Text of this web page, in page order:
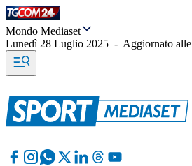
Mondo Mediaset
Lunedì 28 Luglio 2025 - Aggiornato alle